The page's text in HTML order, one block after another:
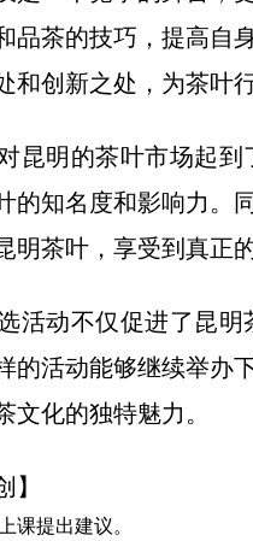
品茶的技巧，提高自
和创新之处，为茶叶
昆明的茶叶市场起
的知名度和影响力。
明茶叶，享受到真正
活动不仅促进了昆
的活动能够继续举办
文化的独特魅力。
】
课提出建议。